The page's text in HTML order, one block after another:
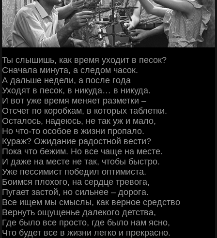
Ты слышишь, как время уходит в песок?
Сначала минута, а следом часок.
А дальше недели, а после года
Уходят в песок, в никуда… в никуда.
И вот уже время меняет разметки –
Отсчет по коробкам, в которых таблетки.
Осталось, надеюсь, не так уж и мало,
Но что-то особое в жизни пропало.
Кураж? Ожидание радостной вести?
Пока что бежим. Но все чаще на месте.
И даже на месте не так, чтобы быстро.
Уже пессимист победил оптимиста.
Боимся плохого, на сердце тревога,
Пугает застой, но сильнее – дорога.
Все ищем мы смыслы, как верное средство
Вернуть ощущенье далекого детства,
Где было все просто, где было нам ясно,
Что будет все в жизни легко и прекрасно.